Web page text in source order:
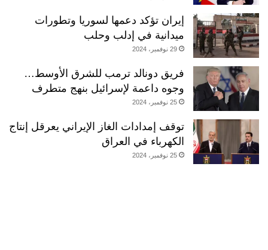
إيران تؤكد دعمها لسوريا وتطورات
ميدانية في إدلب وحلب
29 نوفمبر، 2024
فريق دونالد ترمب للشرق الأوسط…
وجوه داعمة لإسرائيل بنهج متطرف
25 نوفمبر، 2024
توقف إمدادات الغاز الإيراني يعرقل إنتاج
الكهرباء في العراق
25 نوفمبر، 2024